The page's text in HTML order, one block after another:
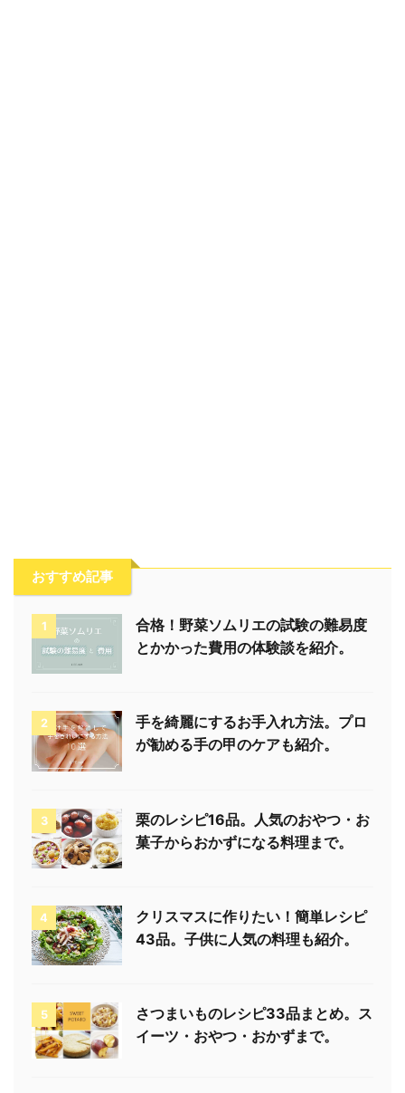
おすすめ記事
1
合格！野菜ソムリエの試験の難易度
とかかった費用の体験談を紹介。
2
手を綺麗にするお手入れ方法。プロ
が勧める手の甲のケアも紹介。
3
栗のレシピ16品。人気のおやつ・お
菓子からおかずになる料理まで。
4
クリスマスに作りたい！簡単レシピ
43品。子供に人気の料理も紹介。
5
さつまいものレシピ33品まとめ。ス
イーツ・おやつ・おかずまで。